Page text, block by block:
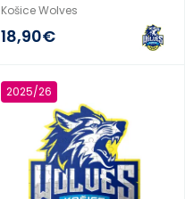
Košice Wolves
18,90€
2025/26